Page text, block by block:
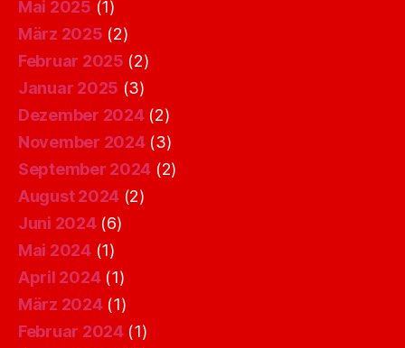
Mai 2025 (1)
März 2025 (2)
Februar 2025 (2)
Januar 2025 (3)
Dezember 2024(2)
November 2024(3)
September 2024 (2)
August 2024 (2)
Juni 2024(6)
Mai 2024(1)
April 2024(1)
März 2024(1)
Februar 2024(1)